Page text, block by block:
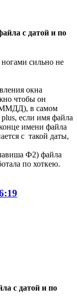
с датой и по
сильно не
окна
чтобы он
в самом
если имя файла
имени файла
с такой даты,
Ф2) файла
по хоткею.
с датой и по